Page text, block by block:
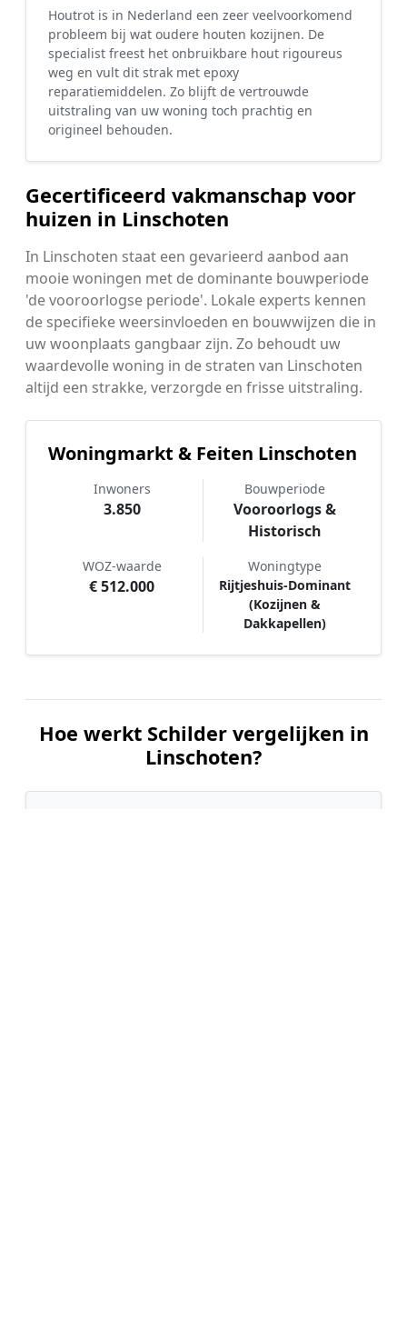
Houtrot is in Nederland een zeer veelvoorkomend
probleem bij wat oudere houten kozijnen. De
specialist freest het onbruikbare hout rigoureus
weg en vult dit strak met epoxy
reparatiemiddelen. Zo blijft de vertrouwde
uitstraling van uw woning toch prachtig en
origineel behouden.
Gecertificeerd vakmanschap voor
huizen in Linschoten
In Linschoten staat een gevarieerd aanbod aan
mooie woningen met de dominante bouwperiode
'de vooroorlogse periode'. Lokale experts kennen
de specifieke weersinvloeden en bouwwijzen die in
uw woonplaats gangbaar zijn. Zo behoudt uw
waardevolle woning in de straten van Linschoten
altijd een strakke, verzorgde en frisse uitstraling.
Woningmarkt & Feiten Linschoten
Inwoners
3.850
Bouwperiode
Vooroorlogs &
Historisch
WOZ-waarde
€ 512.000
Woningtype
Rijtjeshuis-Dominant
(Kozijnen &
Dakkapellen)
Hoe werkt Schilder vergelijken in
Linschoten?